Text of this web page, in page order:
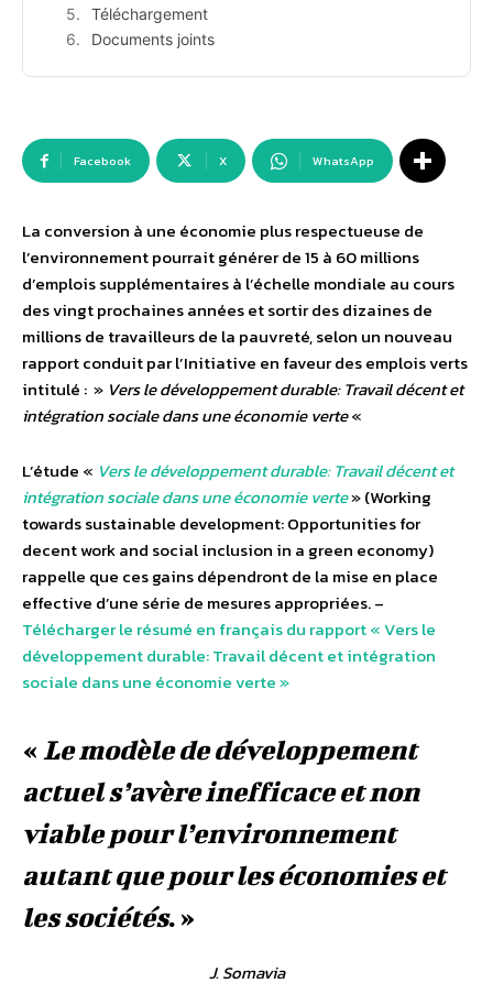
Téléchargement
Documents joints
Facebook X WhatsApp
La conversion à une économie plus respectueuse de
l’environnement pourrait générer de 15 à 60 millions
d’emplois supplémentaires à l’échelle mondiale au cours
des vingt prochaines années et sortir des dizaines de
millions de travailleurs de la pauvreté, selon un nouveau
rapport conduit par l’Initiative en faveur des emplois verts
intitulé : » Vers le développement durable: Travail décent et
intégration sociale dans une économie verte«
L’étude « Vers le développement durable: Travail décent et
intégration sociale dans une économie verte» (Working
towards sustainable development: Opportunities for
decent work and social inclusion in a green economy)
rappelle que ces gains dépendront de la mise en place
effective d’une série de mesures appropriées. –
Télécharger le résumé en français du rapport « Vers le
développement durable: Travail décent et intégration
sociale dans une économie verte »
« Le modèle de développement
actuel s’avère inefficace et non
viable pour l’environnement
autant que pour les économies et
les sociétés. »
J. Somavia